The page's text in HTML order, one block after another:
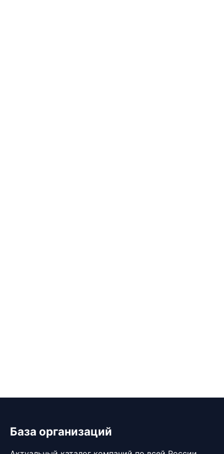
База организаций